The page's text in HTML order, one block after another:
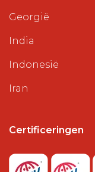
Georgië
India
Indonesië
Iran
Certificeringen